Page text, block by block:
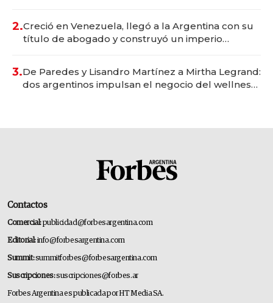
2.Creció en Venezuela, llegó a la Argentina con su
título de abogado y construyó un imperio
3.De Paredes y Lisandro Martínez a Mirtha Legrand:
dos argentinos impulsan el negocio del wellness
Contactos
Comercial:publicidad@forbesargentina.com
Editorial:info@forbesargentina.com
Summit:summitforbes@forbesargentina.com
Suscripciones:suscripciones@forbes.ar
Forbes Argentina es publicada por HT Media SA.